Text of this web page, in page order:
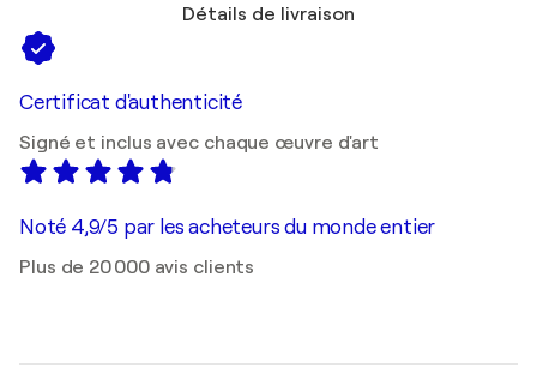
Détails de livraison
Certificat d'authenticité
Signé et inclus avec chaque œuvre d'art
Noté 4,9/5 par les acheteurs du monde entier
Plus de 20 000 avis clients